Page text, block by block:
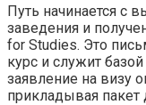
Путь начинается с
заведения и
for Studies. Это
курс и служит
заявление на визу
прикладывая пакет